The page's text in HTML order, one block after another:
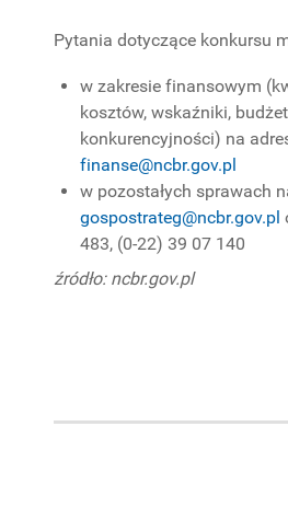
Pytania dotyczące konkursu
w zakresie finansowym
kosztów, wskaźniki,
konkurencyjności) na
finanse@ncbr.gov.pl
w pozostałych sprawach
gospostrateg@ncbr.gov.pl
483, (0-22) 39 07 140
źródło: ncbr.gov.pl